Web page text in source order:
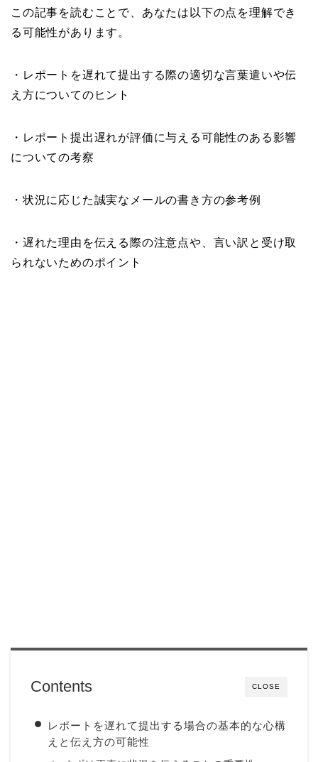
この記事を読むことで、あなたは以下の点を理解でき
る可能性があります。
・レポートを遅れて提出する際の適切な言葉遣いや伝
え方についてのヒント
・レポート提出遅れが評価に与える可能性のある影響
についての考察
・状況に応じた誠実なメールの書き方の参考例
・遅れた理由を伝える際の注意点や、言い訳と受け取
られないためのポイント
CLOSE
Contents
レポートを遅れて提出する場合の基本的な心構
えと伝え方の可能性